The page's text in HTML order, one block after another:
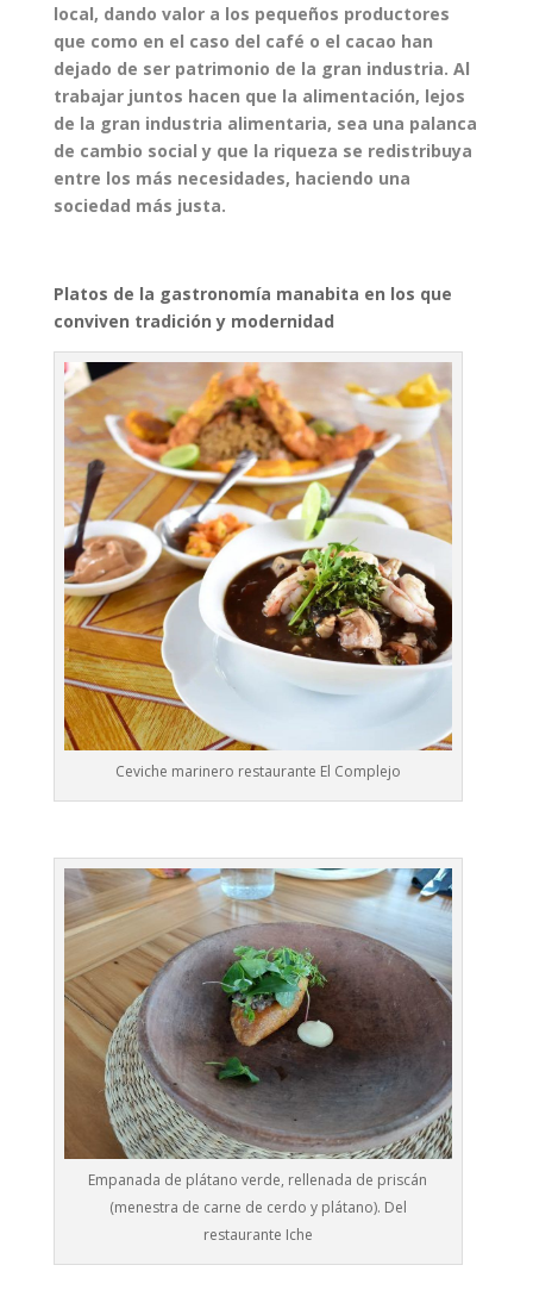
local, dando valor a los pequeños productores
que como en el caso del café o el cacao han
dejado de ser patrimonio de la gran industria. Al
trabajar juntos hacen que la alimentación, lejos
de la gran industria alimentaria, sea una palanca
de cambio social y que la riqueza se redistribuya
entre los más necesidades, haciendo una
sociedad más justa.
Platos de la gastronomía manabita en los que
conviven tradición y modernidad
Ceviche marinero restaurante El Complejo
Empanada de plátano verde, rellenada de priscán
(menestra de carne de cerdo y plátano). Del
restaurante Iche